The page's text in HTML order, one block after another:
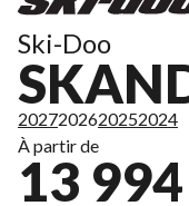
Ski-Doo
2027202620252024
À partir de
13